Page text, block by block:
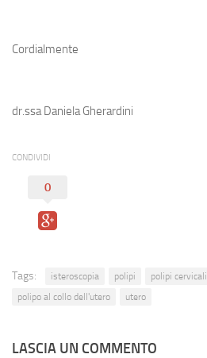
Cordialmente
dr.ssa Daniela Gherardini
CONDIVIDI
0
Tags: isteroscopia polipi polipi cervicali
polipo al collo dell'utero
utero
LASCIA UN COMMENTO